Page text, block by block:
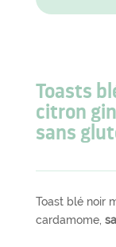
Toasts
citron
sans
Toast blé noir
cardamome,